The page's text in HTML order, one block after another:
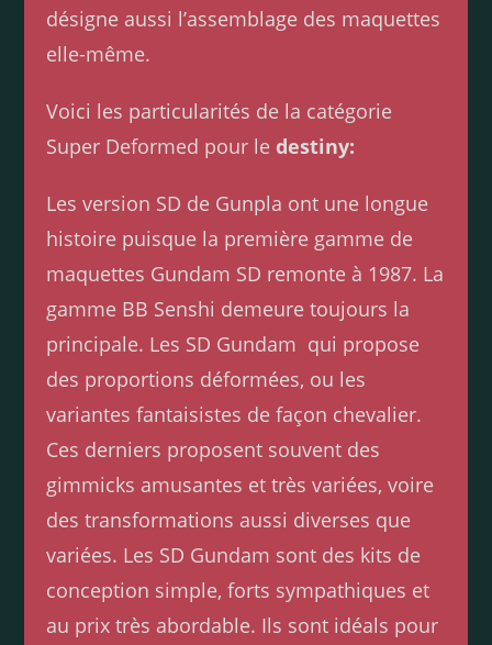
désigne aussi l’assemblage des maquettes
elle-même.
Voici les particularités de la catégorie
Super Deformed pour le destiny:
Les version SD de Gunpla ont une longue
histoire puisque la première gamme de
maquettes Gundam SD remonte à 1987. La
gamme BB Senshi demeure toujours la
principale. Les SD Gundam qui propose
des proportions déformées, ou les
variantes fantaisistes de façon chevalier.
Ces derniers proposent souvent des
gimmicks amusantes et très variées, voire
des transformations aussi diverses que
variées. Les SD Gundam sont des kits de
conception simple, forts sympathiques et
au prix très abordable. Ils sont idéals pour